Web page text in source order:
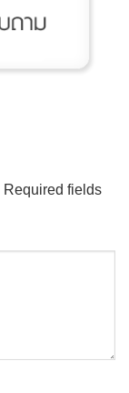
Required fields